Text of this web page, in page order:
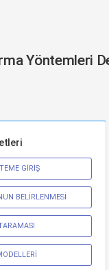
Yöntemleri
GİRİŞ
BELİRLENMESİ